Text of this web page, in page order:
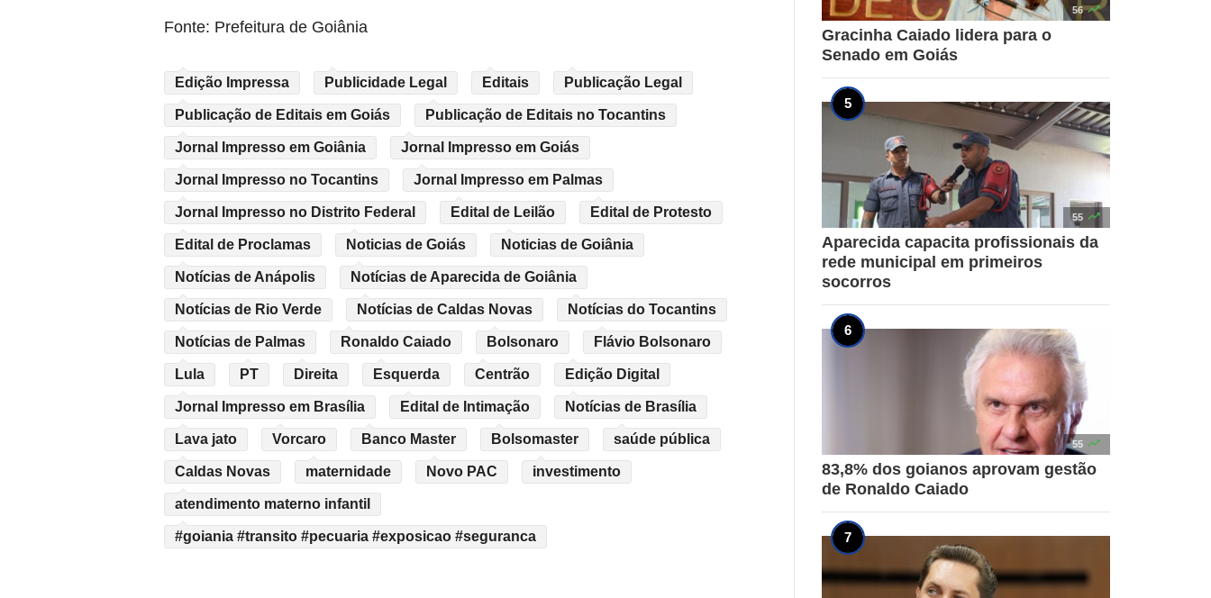
Fonte: Prefeitura de Goiânia
Edição Impressa Publicidade Legal Editais Publicação Legal
Publicação de Editais em Goiás Publicação de Editais no Tocantins
Jornal Impresso em Goiânia Jornal Impresso em Goiás
Jornal Impresso no Tocantins Jornal Impresso em Palmas
Jornal Impresso no Distrito Federal Edital de Leilão Edital de Protesto
Edital de Proclamas Noticias de Goiás Noticias de Goiânia
Notícias de Anápolis Notícias de Aparecida de Goiânia
Notícias de Rio Verde Notícias de Caldas Novas Notícias do Tocantins
Notícias de Palmas Ronaldo Caiado Bolsonaro Flávio Bolsonaro
Lula PT Direita Esquerda Centrão Edição Digital
Jornal Impresso em Brasília Edital de Intimação Notícias de Brasília
Lava jato Vorcaro Banco Master Bolsomaster saúde pública
Caldas Novas maternidade Novo PAC investimento
atendimento materno infantil
#goiania #transito #pecuaria #exposicao #seguranca
56 
Gracinha Caiado lidera para o
Senado em Goiás
55 
Aparecida capacita profissionais da
rede municipal em primeiros
socorros
55 
83,8% dos goianos aprovam gestão
de Ronaldo Caiado